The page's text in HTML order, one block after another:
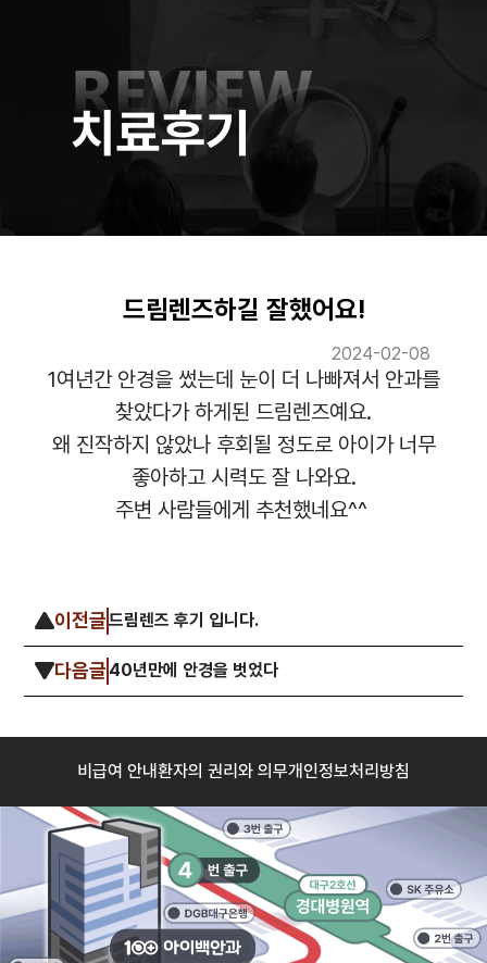
드림렌즈하길 잘했어요!
2024-02-08
1여년간 안경을 썼는데 눈이 더 나빠져서 안과를
찾았다가 하게된 드림렌즈예요.
왜 진작하지 않았나 후회될 정도로 아이가 너무
좋아하고 시력도 잘 나와요.
주변 사람들에게 추천했네요^^
이전글드림렌즈 후기 입니다.
다음글 40년만에 안경을 벗었다
비급여 안내환자의 권리와 의무개인정보처리방침